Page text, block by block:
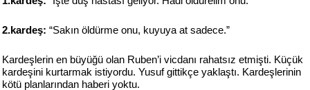
2.kardeş: “Sakın öldürme onu, kuyuya at sadece.”
Kardeşlerin en büyüğü olan Ruben’i vicdanı rahatsız etmişti. Küçük
kardeşini kurtarmak istiyordu. Yusuf gittikçe yaklaştı. Kardeşlerinin
kötü planlarından haberi yoktu.